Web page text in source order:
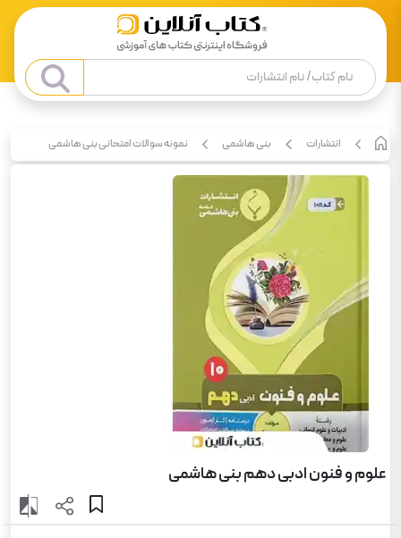
انتشارات بنی هاشمی نمونه سوالات امتحانی بنی هاشمی
علوم و فنون ادبی دهم بنی هاشمی